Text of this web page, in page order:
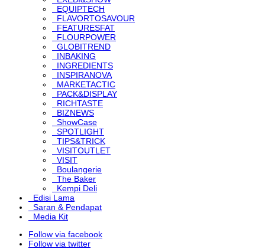
EQUIPTECH
FLAVORTOSAVOUR
FEATURESFAT
FLOURPOWER
GLOBITREND
INBAKING
INGREDIENTS
INSPIRANOVA
MARKETACTIC
PACK&DISPLAY
RICHTASTE
BIZNEWS
ShowCase
SPOTLIGHT
TIPS&TRICK
VISITOUTLET
VISIT
Boulangerie
The Baker
Kempi Deli
Edisi Lama
Saran & Pendapat
Media Kit
Follow via facebook
Follow via twitter